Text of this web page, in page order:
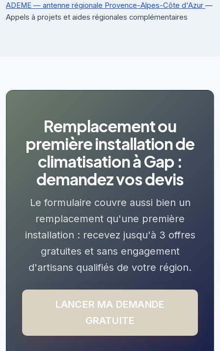
ADEME — antenne régionale Provence-Alpes-Côte d'Azur —
Appels à projets et aides régionales complémentaires
Remplacement ou
première installation de
climatisation à Gap :
demandez vos devis
Le formulaire couvre aussi bien un
remplacement qu'une première
installation : recevez jusqu'à 3 offres
gratuites et sans engagement
d'artisans qualifiés de votre région.
LANCER MA DEMANDE
GRATUITE